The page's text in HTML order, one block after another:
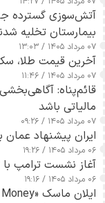
آتش‌سوزی گسترده
بیمارستان تخلیه
۰۷ مرداد ۱۴۰۵ / ۱۳:۰۳
آخرین قیمت طلا، سکه و
۰۷ مرداد ۱۴۰۵ / ۱۱:۴۶
قائم‌پناه:
مالیاتی باشد
۰۷ مرداد ۱۴۰۵ / ۰۹:۲۶
ایران پیشنهاد عمان
۰۶ مرداد ۱۴۰۵ / ۱۹:۲۶
آغاز نشست ترامپ با
۰۶ مرداد ۱۴۰۵ / ۱۹:۱۶
ایلان ماسک «X Money» را در آمریکا راه‌اندازی کرد